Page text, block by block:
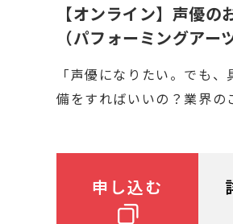
【オンライン】声優の
（パフォーミングアー
「声優になりたい。でも
備をすればいいの？業界の
申し込む